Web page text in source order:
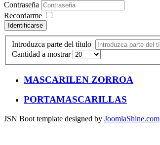
Contraseña
Recordarme
Identificarse
Introduzca parte del título
Cantidad a mostrar
MASCARILEN ZORROA
PORTAMASCARILLAS
JSN Boot template designed by JoomlaShine.com